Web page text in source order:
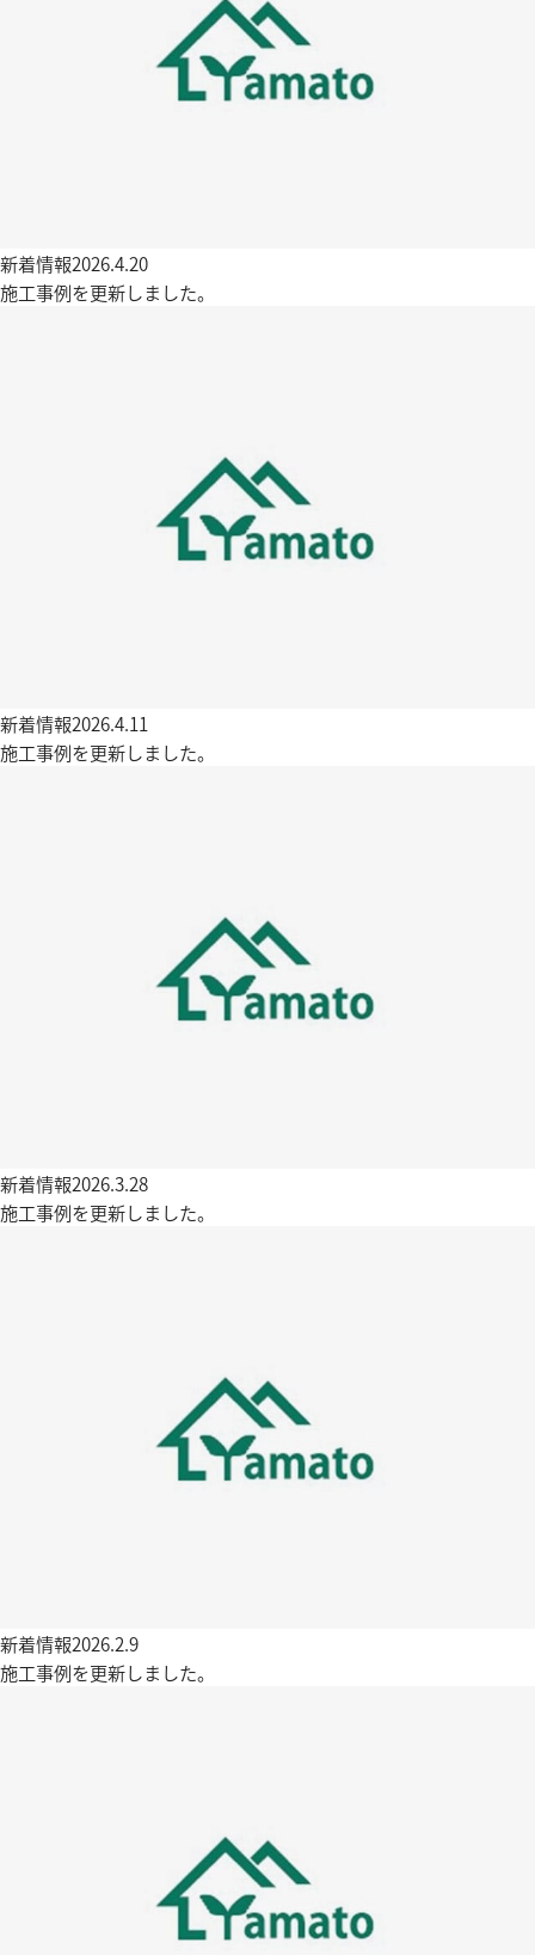
新着情報2026.4.20
施工事例を更新しました。
新着情報2026.4.11
施工事例を更新しました。
新着情報2026.3.28
施工事例を更新しました。
新着情報2026.2.9
施工事例を更新しました。